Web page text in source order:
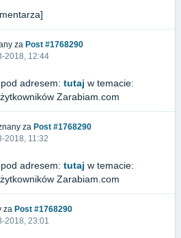
za Post #1768290
2018, 12:44
adresem: tutaj w temacie:
Zarabiam.com
za Post #1768290
2018, 11:32
adresem: tutaj w temacie:
Zarabiam.com
za Post #1768290
2018, 23:01